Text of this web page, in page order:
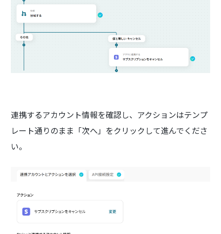
連携するアカウント情報を確認し、アクションはテンプ
レート通りのまま「次へ」をクリックして進んでくださ
い。